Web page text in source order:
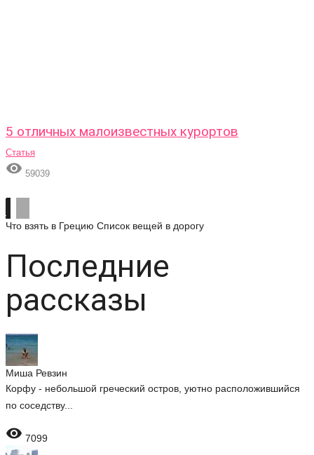
5 отличных малоизвестных курортов
Статья
 59039
Что взять в Грецию Список вещей в дорогу
Последние
рассказы
Миша Ревзин
Корфу - небольшой греческий остров, уютно расположившийся
по соседству...
 7099